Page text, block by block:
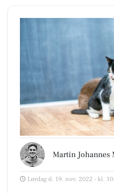
Martin Johannes
Lørdag d. 19. nov. 2022 - kl.